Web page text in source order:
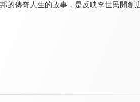
的傳奇人生的故事，是反映李世民開創